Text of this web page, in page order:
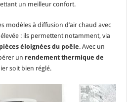
un meilleur confort.
modèles à diffusion d’air chaud avec
: ils permettent notamment, via
éloignées du poêle. Avec un
un rendement thermique de
soit bien réglé.